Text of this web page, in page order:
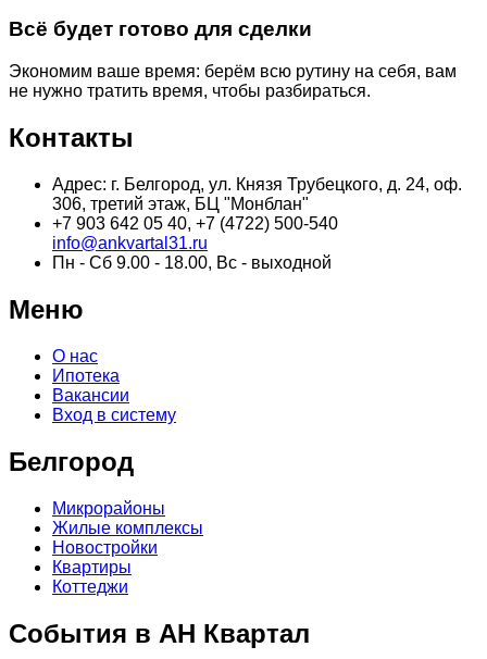
Всё будет готово для сделки
Экономим ваше время: берём всю рутину на себя, вам
не нужно тратить время, чтобы разбираться.
Контакты
Адрес: г. Белгород, ул. Князя Трубецкого, д. 24, оф.
306, третий этаж, БЦ "Монблан"
+7 903 642 05 40, +7 (4722) 500-540
info@ankvartal31.ru
Пн - Сб 9.00 - 18.00, Вс - выходной
Меню
О нас
Ипотека
Вакансии
Вход в систему
Белгород
Микрорайоны
Жилые комплексы
Новостройки
Квартиры
Коттеджи
События в АН Квартал